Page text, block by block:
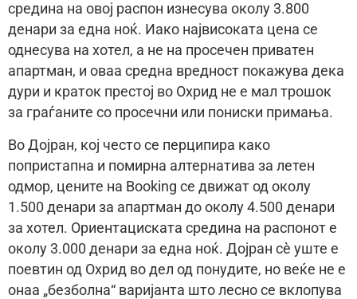
средина на овој распон изнесува околу 3.800
денари за една ноќ. Иако највисоката цена се
однесува на хотел, а не на просечен приватен
апартман, и оваа средна вредност покажува дека
дури и краток престој во Охрид не е мал трошок
за граѓаните со просечни или пониски примања.
Во Дојран, кој често се перципира како
попристапна и помирна алтернатива за летен
одмор, цените на Booking се движат од околу
1.500 денари за апартман до околу 4.500 денари
за хотел. Ориентациската средина на распонот е
околу 3.000 денари за една ноќ. Дојран сè уште е
поевтин од Охрид во дел од понудите, но веќе не е
онаа „безболна“ варијанта што лесно се вклопува